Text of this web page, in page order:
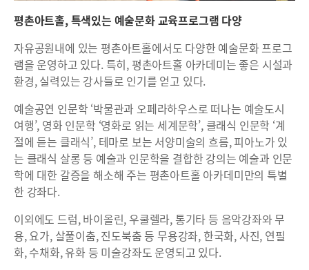
평촌아트홀, 특색있는 예술문화 교육프로그램 다양
자유공원내에 있는 평촌아트홀에서도 다양한 예술문화 프로그
램을 운영하고 있다. 특히, 평촌아트홀 아카데미는 좋은 시설과
환경, 실력있는 강사들로 인기를 얻고 있다.
예술공연 인문학 ‘박물관과 오페라하우스로 떠나는 예술도시
여행’, 영화 인문학 ‘영화로 읽는 세계문학’, 클래식 인문학 ‘계
절에 듣는 클래식’, 테마로 보는 서양미술의 흐름, 피아노가 있
는 클래식 살롱 등 예술과 인문학을 결합한 강의는 예술과 인문
학에 대한 갈증을 해소해 주는 평촌아트홀 아카데미만의 특별
한 강좌다.
이외에도 드럼, 바이올린, 우쿨렐라, 통기타 등 음악강좌와 무
용, 요가, 살풀이춤, 진도북춤 등 무용강좌, 한국화, 사진, 연필
화, 수채화, 유화 등 미술강좌도 운영되고 있다.